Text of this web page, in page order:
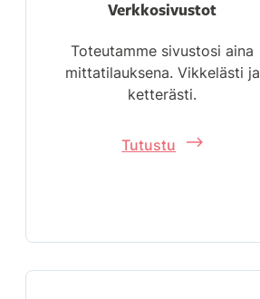
Verkkosivustot
Toteutamme sivustosi aina
mittatilauksena. Vikkelästi ja
ketterästi.
Tutustu